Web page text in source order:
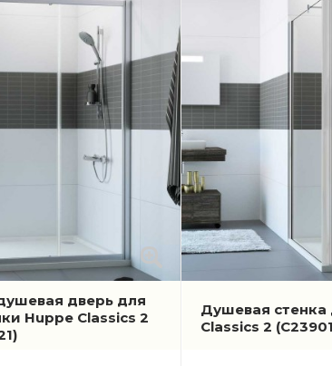
дверь для
Huppe Classics 2
Душевая стенка
Classics 2